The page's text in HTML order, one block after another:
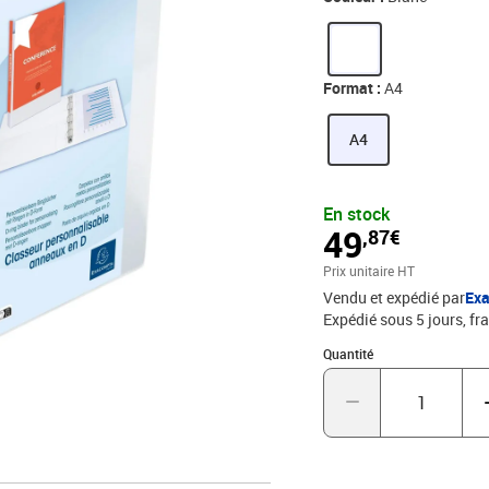
accueille pochettes,
disponible sur le site
extérieures (largeur x
Format :A4
A4
En stock
49,87€
Prix unitaire HT
Vendu et expédié par
Expédié sous 5 jours,
Quantité
Quantité : 1